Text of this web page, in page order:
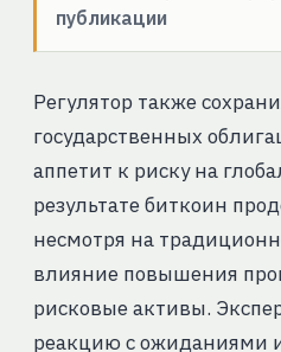
публикации
Регулятор также
государственных
аппетит к риску на
результате биткоин
несмотря на
влияние повышения
рисковые активы.
реакцию с ожиданиями